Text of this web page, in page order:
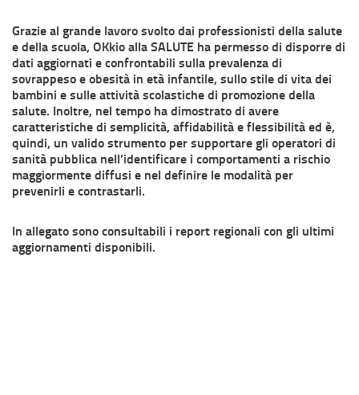
Grazie al grande lavoro svolto dai professionisti della salute
e della scuola, OKkio alla SALUTE ha permesso di disporre di
dati aggiornati e confrontabili sulla prevalenza di
sovrappeso e obesità in età infantile, sullo stile di vita dei
bambini e sulle attività scolastiche di promozione della
salute. Inoltre, nel tempo ha dimostrato di avere
caratteristiche di semplicità, affidabilità e flessibilità ed è,
quindi, un valido strumento per supportare gli operatori di
sanità pubblica nell’identificare i comportamenti a rischio
maggiormente diffusi e nel definire le modalità per
prevenirli e contrastarli.
In allegato sono consultabili i report regionali con gli ultimi
aggiornamenti disponibili.